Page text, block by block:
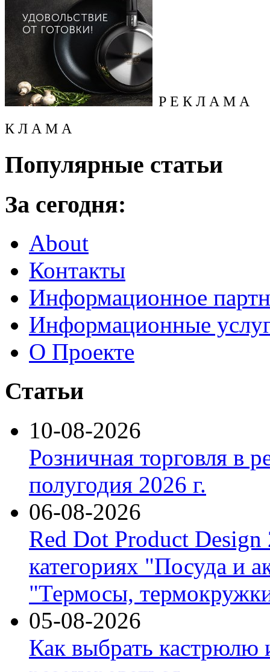
Р Е К Л А М А
К Л А М А
Популярные статьи
За сегодня:
About
Контакты
Информационное
Информационные
О Проекте
Статьи
10-08-2026
Розничная торговля в
полугодия 2026 г.
06-08-2026
Red Dot Product Design
категориях "Посуда и
"Термосы,
05-08-2026
Как выбрать кастрюлю